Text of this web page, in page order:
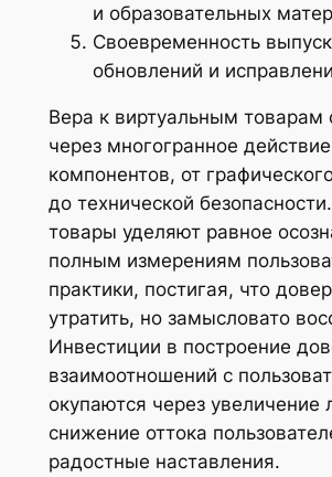
и образовательных
Своевременность
обновлений и
Вера к виртуальным товарам
через многогранное
компонентов, от
до технической
товары уделяют равное
полным измерениям
практики, постигая, что
утратить, но замысловато
Инвестиции в построение
взаимоотношений с
окупаются через увеличение
снижение оттока
радостные наставления.